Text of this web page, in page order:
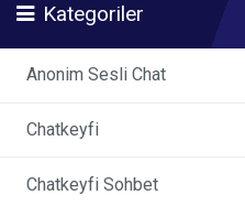
Kategoriler
Anonim Sesli Chat
Chatkeyfi
Chatkeyfi Sohbet